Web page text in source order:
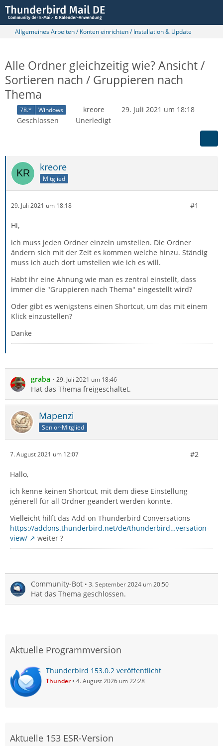
Allgemeines Arbeiten / Konten einrichten / Installation & Update
Alle Ordner gleichzeitig wie? Ansicht /
Sortieren nach / Gruppieren nach
Thema
78.* Windows kreore
29. Juli 2021 um 18:18
Geschlossen
Unerledigt
kreore
Mitglied
29. Juli 2021 um 18:18 #1
Hi,
ich muss jeden Ordner einzeln umstellen. Die Ordner
ändern sich mit der Zeit es kommen welche hinzu. Ständig
muss ich auch dort umstellen wie ich es will.
Habt ihr eine Ahnung wie man es zentral einstellt, dass
immer die "Gruppieren nach Thema" eingestellt wird?
Oder gibt es wenigstens einen Shortcut, um das mit einem
Klick einzustellen?
Danke
graba 29. Juli 2021 um 18:46
Hat das Thema freigeschaltet.
Mapenzi
Senior-Mitglied
7. August 2021 um 12:07 #2
Hallo,
ich kenne keinen Shortcut, mit dem diese Einstellung
génerell für all Ordner geändert werden könnte.
Vielleicht hilft das Add-on Thunderbird Conversations
https://addons.thunderbird.net/de/thunderbird…versation-
view/
weiter ?
Community-Bot 3. September 2024 um 20:50
Hat das Thema geschlossen.
Aktuelle Programmversion
Thunderbird 153.0.2 veröffentlicht
Thunder 4. August 2026 um 22:28
Aktuelle 153 ESR-Version